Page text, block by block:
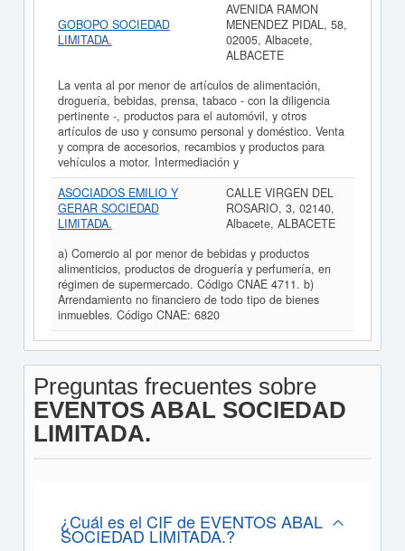
GOBOPO SOCIEDAD
LIMITADA.
AVENIDA RAMON
MENENDEZ PIDAL, 58,
02005, Albacete,
ALBACETE
La venta al por menor de artículos de alimentación,
droguería, bebidas, prensa, tabaco - con la diligencia
pertinente -, productos para el automóvil, y otros
artículos de uso y consumo personal y doméstico. Venta
y compra de accesorios, recambios y productos para
vehículos a motor. Intermediación y
ASOCIADOS EMILIO Y
GERAR SOCIEDAD
LIMITADA.
CALLE VIRGEN DEL
ROSARIO, 3, 02140,
Albacete, ALBACETE
a) Comercio al por menor de bebidas y productos
alimenticios, productos de droguería y perfumería, en
régimen de supermercado. Código CNAE 4711. b)
Arrendamiento no financiero de todo tipo de bienes
inmuebles. Código CNAE: 6820
Preguntas frecuentes sobre
EVENTOS ABAL SOCIEDAD
LIMITADA.
¿Cuál es el CIF de EVENTOS ABAL
SOCIEDAD LIMITADA.?